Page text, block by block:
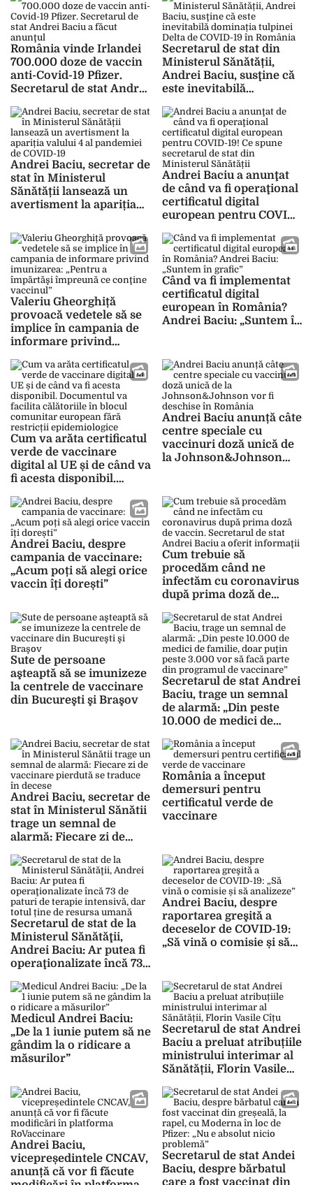
lunii septembrie se
menţine în acest
moment
România vinde Irlandei
700.000 doze de vaccin
anti-Covid-19 Pfizer.
Secretarul de stat Andrei
Secretarul de stat din
Ministerul Sănătății,
Andrei Baciu, susţine că
este inevitabilă
de COVID-19 în România
Andrei Baciu, secretar de
stat în Ministerul
Sănătății lansează un
avertisment la apariția
COVID-19
Andrei Baciu a anunţat
de când va fi operaţional
certificatul digital
european pentru COVID-
de stat din Ministerul
Sănătății
Valeriu Gheorghiță
provoacă vedetele să se
implice în campania de
informare privind
împărtăşi împreună ce
conţine vaccinul”
Când va fi implementat
certificatul digital
european în România?
Andrei Baciu: „Suntem în
Cum va arăta certificatul
verde de vaccinare
digital al UE și de când va
fi acesta disponibil.
călătoriile în blocul
comunitar european fără
restricții epidemiologice
Andrei Baciu anunță câte
centre speciale cu
vaccinuri doză unică de
la Johnson&Johnson
Andrei Baciu, despre
campania de vaccinare:
„Acum poți să alegi orice
vaccin îți dorești”
Cum trebuie să
procedăm când ne
infectăm cu coronavirus
după prima doză de
Andrei Baciu a oferit
informaţii
Sute de persoane
aşteaptă să se imunizeze
la centrele de vaccinare
din Bucureşti şi Braşov
Secretarul de stat Andrei
Baciu, trage un semnal
de alarmă: „Din peste
10.000 de medici de
3.000 vor să facă parte
din programul de
vaccinare”
Andrei Baciu, secretar de
stat în Ministerul Sănătii
trage un semnal de
alarmă: Fiecare zi de
traduce în decese
România a început
demersuri pentru
certificatul verde de
vaccinare
Secretarul de stat de la
Ministerul Sănătăţii,
Andrei Baciu: Ar putea fi
operaţionalizate încă 73
intensivă, dar totul ține
de resursa umană
Andrei Baciu, despre
raportarea greşită a
deceselor de COVID-19:
„Să vină o comisie și să
Medicul Andrei Baciu:
„De la 1 iunie putem să ne
gândim la o ridicare a
măsurilor”
Secretarul de stat Andrei
Baciu a preluat atribuțiile
ministrului interimar al
Sănătății, Florin Vasile
Andrei Baciu,
vicepreședintele CNCAV,
anunță că vor fi făcute
Secretarul de stat Andei
Baciu, despre bărbatul
care a fost vaccinat din